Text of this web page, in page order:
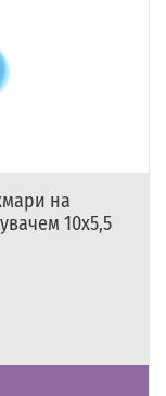
на
10х5,5